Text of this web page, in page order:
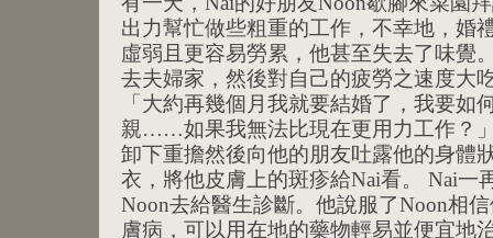
出力幫忙做些粗重的工作，不幸地，婚
虛弱且更容易勞累，他甚至失去了味覺
去夫婦家，然後對自己的疲勞之速度大
「大約再幾個月我就要結婚了，我要如
親……如果我無法比現在更用力工作？
卸下重擔然後向他的朋友吐露他的身體
衣，將他皮膚上的斑疹給Nai看。 Nai一
Noon去給醫生診斷。他說服了Noon相
膚病，可以用在地的藥物輕易並便宜地